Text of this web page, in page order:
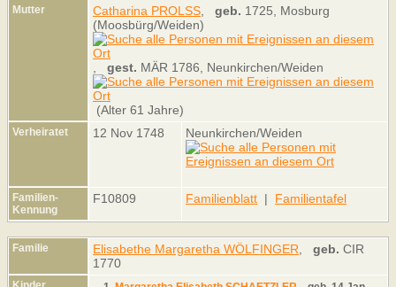
Mutter Catharina PROLSS geb. 1725, Mosburg
(Moosbürg/Weiden)
gest. MÄR 1786, Neunkirchen/Weiden
(Alter 61 Jahre)
Verheiratet 12 Nov 1748 Neunkirchen/Weiden
Familien-
Kennung
F10809 Familienblatt | Familientafel
Familie Elisabethe Margaretha WÖLFINGER geb. CIR
1770